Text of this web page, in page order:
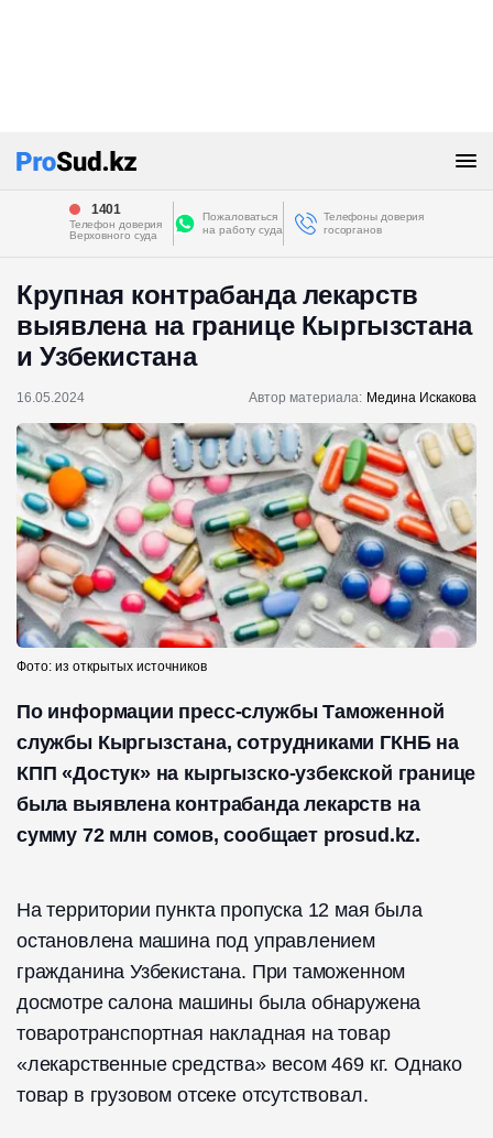
1401
Телефон доверия
Верховного суда
Пожаловаться
на работу суда
Телефоны доверия
госорганов
Крупная контрабанда лекарств
выявлена на границе Кыргызстана
и Узбекистана
16.05.2024 Автор материала: Медина Искакова
Фото: из открытых источников
По информации пресс-службы Таможенной
службы Кыргызстана, сотрудниками ГКНБ на
КПП «Достук» на кыргызско-узбекской границе
была выявлена контрабанда лекарств на
сумму 72 млн сомов, сообщает prosud.kz.
На территории пункта пропуска 12 мая была
остановлена машина под управлением
гражданина Узбекистана. При таможенном
досмотре салона машины была обнаружена
товаротранспортная накладная на товар
«лекарственные средства» весом 469 кг. Однако
товар в грузовом отсеке отсутствовал.